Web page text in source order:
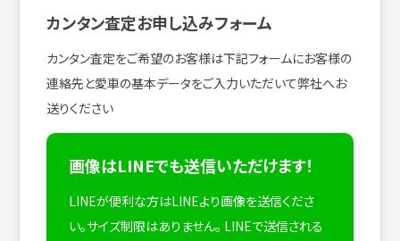
カンタン査定お申し込みフォーム
カンタン査定をご希望のお客様は下記フォームにお客様の
連絡先と愛車の基本データをご入力いただいて弊社へお
送りください
画像はLINEでも送信いただけます！
LINEが便利な方はLINEより画像を送信くださ
い。サイズ制限はありません。 LINEで送信される